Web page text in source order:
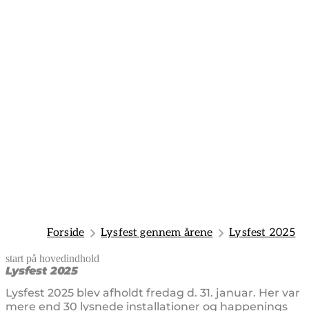
Forside Lysfest gennem årene Lysfest 2025
start på hovedindhold
Lysfest 2025
Lysfest 2025 blev afholdt fredag d. 31. januar. Her var
mere end 30 lysnede installationer og happenings
senest opdateret 11. februar 2025